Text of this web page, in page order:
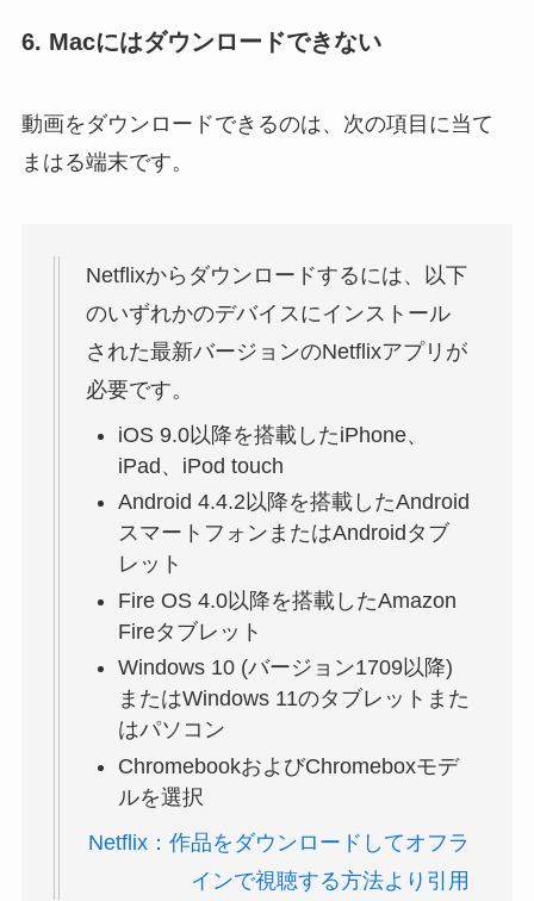
6. Macにはダウンロードできない
動画をダウンロードできるのは、次の項目に当て
まはる端末です。
Netflixからダウンロードするには、以下
のいずれかのデバイスにインストール
された最新バージョンのNetflixアプリが
必要です。
iOS 9.0以降を搭載したiPhone、
iPad、iPod touch
Android 4.4.2以降を搭載したAndroid
スマートフォンまたはAndroidタブ
レット
Fire OS 4.0以降を搭載したAmazon
Fireタブレット
Windows 10 (バージョン1709以降)
またはWindows 11のタブレットまた
はパソコン
ChromebookおよびChromeboxモデ
ルを選択
Netflix：作品をダウンロードしてオフラ
インで視聴する方法より引用